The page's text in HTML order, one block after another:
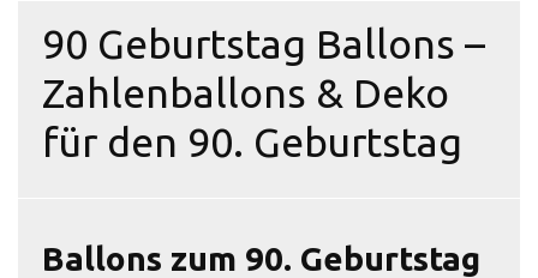
90 Geburtstag Ballons –
Zahlenballons & Deko
für den 90. Geburtstag
Ballons zum 90. Geburtstag